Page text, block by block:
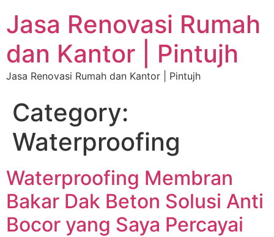
Jasa Renovasi Rumah
dan Kantor | Pintujh
Jasa Renovasi Rumah dan Kantor | Pintujh
Category:
Waterproofing
Waterproofing Membran
Bakar Dak Beton Solusi Anti
Bocor yang Saya Percayai